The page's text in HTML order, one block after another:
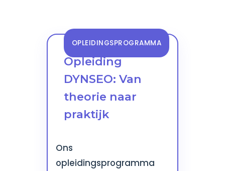
OPLEIDINGSPROGRAMMA
Opleiding
DYNSEO: Van
theorie naar
praktijk
Ons
opleidingsprogramma